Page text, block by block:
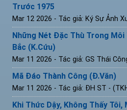
Trước 1975
Mar 12 2026 - Tác giả: Ký Sự Ảnh
Những Nét Đặc Thù Trong Môi
Bắc (K.Cứu)
Mar 11 2026 - Tác giả: GS Thái
Mã Đáo Thành Công (Đ.Văn)
Mar 11 2026 - Tác giả: ĐH ST -
Khi Thức Dậy, Không Thấy